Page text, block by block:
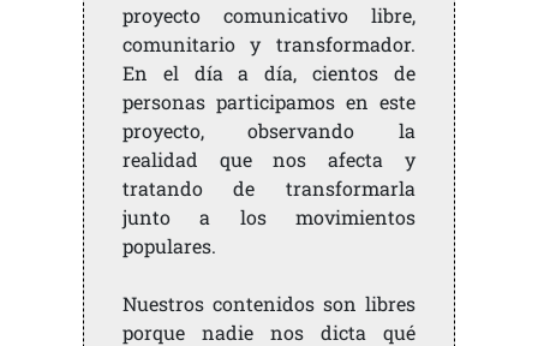
proyecto comunicativo libre,
comunitario y transformador.
En el día a día, cientos de
personas participamos en este
proyecto, observando la
realidad que nos afecta y
tratando de transformarla
junto a los movimientos
populares.
Nuestros contenidos son libres
porque nadie nos dicta qué